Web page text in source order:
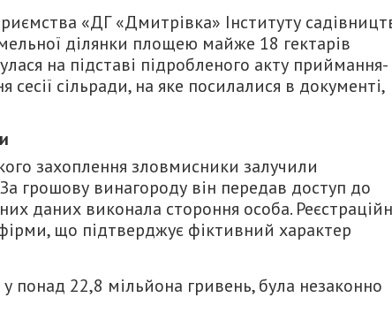
«ДГ «Дмитрівка» Інституту
ділянки площею майже 18 гектарів
на підставі підробленого акту приймання-
сесії сільради, на яке посилалися в документі,
захоплення зловмисники залучили
грошову винагороду він передав доступ до
даних виконала стороння особа.
що підтверджує фіктивний характер
понад 22,8 мільйона гривень, була незаконно